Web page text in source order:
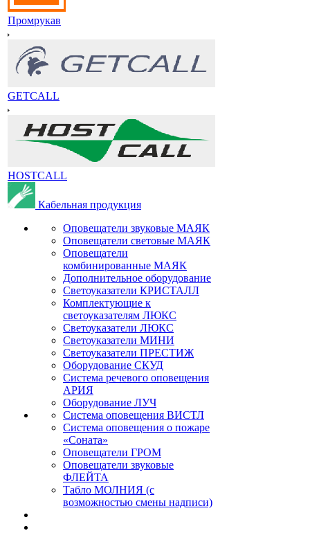
Промрукав
GETCALL
HOSTCALL
Кабельная продукция
Оповещатели звуковые МАЯК
Оповещатели световые МАЯК
Оповещатели
комбинированные МАЯК
Дополнительное оборудование
Светоуказатели КРИСТАЛЛ
Комплектующие к
светоуказателям ЛЮКС
Светоуказатели ЛЮКС
Светоуказатели МИНИ
Светоуказатели ПРЕСТИЖ
Оборудование СКУД
Система речевого оповещения
АРИЯ
Оборудование ЛУЧ
Система оповещения ВИСТЛ
Система оповещения о пожаре
«Соната»
Оповещатели ГРОМ
Оповещатели звуковые
ФЛЕЙТА
Табло МОЛНИЯ (с
возможностью смены надписи)